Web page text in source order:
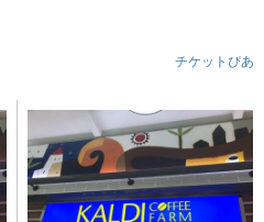
チケットぴあ